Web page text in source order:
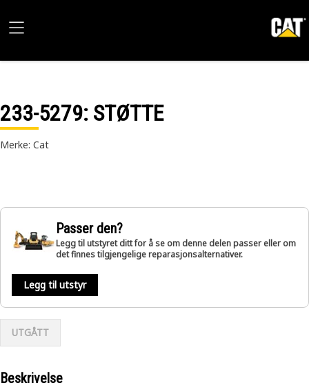
233-5279: STØTTE
Merke: Cat
Passer den?
Legg til utstyret ditt for å se om denne delen passer eller om
det finnes tilgjengelige reparasjonsalternativer.
Legg til utstyr
UTGÅTT
Beskrivelse